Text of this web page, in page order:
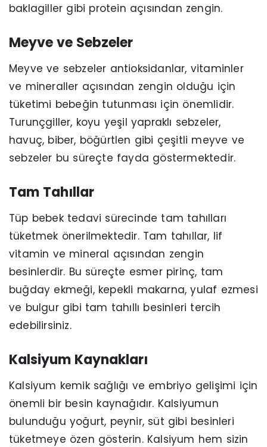
baklagiller gibi protein açısından zengin.
Meyve ve Sebzeler
Meyve ve sebzeler antioksidanlar, vitaminler
ve mineraller açısından zengin olduğu için
tüketimi bebeğin tutunması için önemlidir.
Turunçgiller, koyu yeşil yapraklı sebzeler,
havuç, biber, böğürtlen gibi çeşitli meyve ve
sebzeler bu süreçte fayda göstermektedir.
Tam Tahıllar
Tüp bebek tedavi sürecinde tam tahılları
tüketmek önerilmektedir. Tam tahıllar, lif
vitamin ve mineral açısından zengin
besinlerdir. Bu süreçte esmer pirinç, tam
buğday ekmeği, kepekli makarna, yulaf ezmesi
ve bulgur gibi tam tahıllı besinleri tercih
edebilirsiniz.
Kalsiyum Kaynakları
Kalsiyum kemik sağlığı ve embriyo gelişimi için
önemli bir besin kaynağıdır. Kalsiyumun
bulunduğu yoğurt, peynir, süt gibi besinleri
tüketmeye özen gösterin. Kalsiyum hem sizin